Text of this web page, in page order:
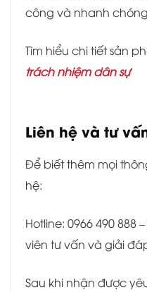
công và nhanh
Tìm hiểu chi tiết sản
trách nhiệm dân sự
Liên hệ và tư
Để biết thêm mọi
hệ:
Hotline: 0966 490 888
viên tư vấn và giải
Sau khi nhận được